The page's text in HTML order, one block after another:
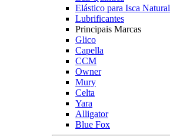
Elástico para Isca Natural
Lubrificantes
Principais Marcas
Glico
Capella
CCM
Owner
Mury
Celta
Yara
Alligator
Blue Fox